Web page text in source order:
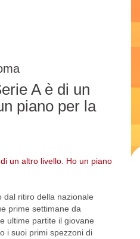
A è di un
piano per la
dal ritiro della nazionale
prime settimane da
ultime partite il giovane
i suoi primi spezzoni di